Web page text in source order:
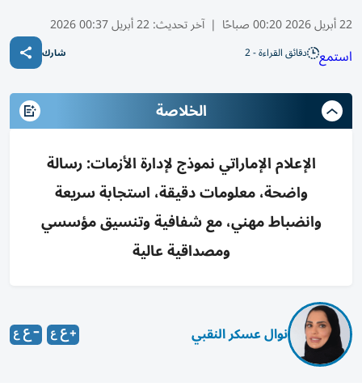
22 أبريل 2026 00:20 صباحًا | آخر تحديث:22 أبريل 00:37 2026
استمع دقائق القراءة - 2 شارك
الخلاصة
الإعلام الإماراتي نموذج لإدارة الأزمات: رسالة
واضحة، معلومات دقيقة، استجابة سريعة
وانضباط مهني، مع شفافية وتنسيق مؤسسي
ومصداقية عالية
نوال عسكر النقبي